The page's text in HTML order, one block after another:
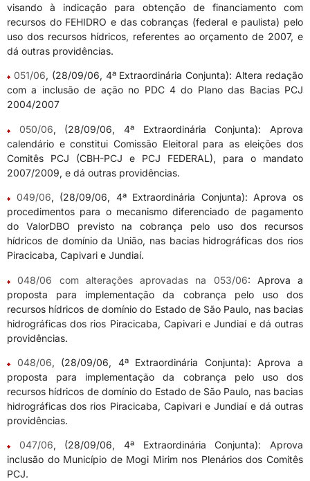
visando à indicação para obtenção de financiamento com
recursos do FEHIDRO e das cobranças (federal e paulista) pelo
uso dos recursos hídricos, referentes ao orçamento de 2007, e
dá outras providências.
051/06, (28/09/06, 4ª Extraordinária Conjunta): Altera redação
com a inclusão de ação no PDC 4 do Plano das Bacias PCJ
2004/2007
050/06, (28/09/06, 4ª Extraordinária Conjunta): Aprova
calendário e constitui Comissão Eleitoral para as eleições dos
Comitês PCJ (CBH-PCJ e PCJ FEDERAL), para o mandato
2007/2009, e dá outras providências.
049/06, (28/09/06, 4ª Extraordinária Conjunta): Aprova os
procedimentos para o mecanismo diferenciado de pagamento
do ValorDBO previsto na cobrança pelo uso dos recursos
hídricos de domínio da União, nas bacias hidrográficas dos rios
Piracicaba, Capivari e Jundiaí.
048/06 com alterações aprovadas na 053/06: Aprova a
proposta para implementação da cobrança pelo uso dos
recursos hídricos de domínio do Estado de São Paulo, nas bacias
hidrográficas dos rios Piracicaba, Capivari e Jundiaí e dá outras
providências.
048/06, (28/09/06, 4ª Extraordinária Conjunta): Aprova a
proposta para implementação da cobrança pelo uso dos
recursos hídricos de domínio do Estado de São Paulo, nas bacias
hidrográficas dos rios Piracicaba, Capivari e Jundiaí e dá outras
providências.
047/06, (28/09/06, 4ª Extraordinária Conjunta): Aprova
inclusão do Município de Mogi Mirim nos Plenários dos Comitês
PCJ.